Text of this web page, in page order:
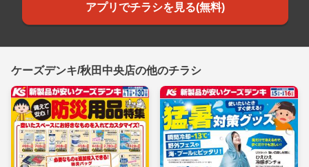
アプリでチラシを見る(無料)
ケーズデンキ/秋田中央店の他のチラシ